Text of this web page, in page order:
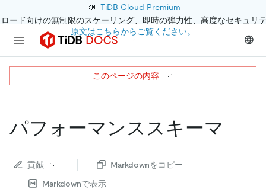
📣 TiDB Cloud Premium
ード向けの無制限のスケーリング、即時の弾力性、高度なセキュリ
原文はこちらからご覧ください。
パフォーマンススキーマ
貢献
Markdownをコピー
Markdownで表示
このページの内容